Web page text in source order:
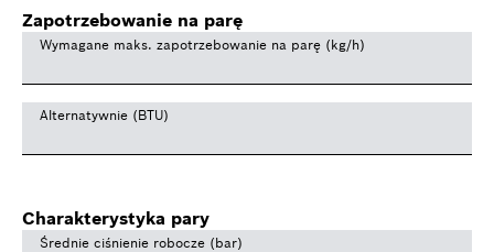
Zapotrzebowanie na parę
Wymagane maks. zapotrzebowanie na parę (kg/h)
Alternatywnie (BTU)
Charakterystyka pary
Średnie ciśnienie robocze (bar)